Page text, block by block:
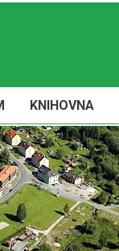
KNIHOVNA